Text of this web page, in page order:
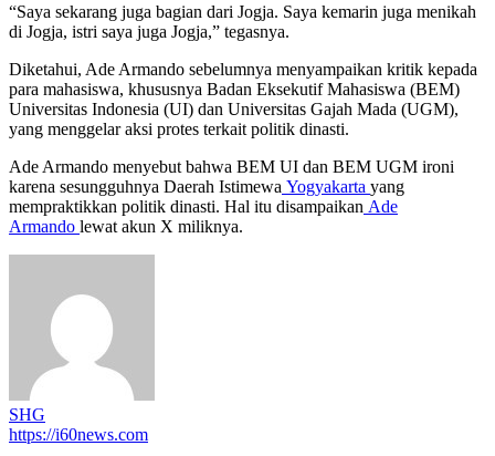
“Saya sekarang juga bagian dari Jogja. Saya kemarin juga menikah
di Jogja, istri saya juga Jogja,” tegasnya.
Diketahui, Ade Armando sebelumnya menyampaikan kritik kepada
para mahasiswa, khususnya Badan Eksekutif Mahasiswa (BEM)
Universitas Indonesia (UI) dan Universitas Gajah Mada (UGM),
yang menggelar aksi protes terkait politik dinasti.
Ade Armando menyebut bahwa BEM UI dan BEM UGM ironi
karena sesungguhnya Daerah Istimewa Yogyakarta yang
mempraktikkan politik dinasti. Hal itu disampaikan Ade
Armando lewat akun X miliknya.
SHG
https://i60news.com